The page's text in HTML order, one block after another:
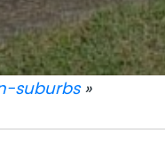
suburbs»